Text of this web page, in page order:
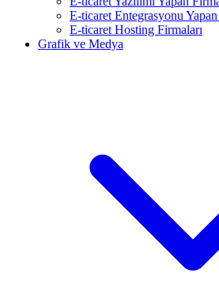
E-ticaret Entegrasyonu Yapan
E-ticaret Hosting Firmaları
Grafik ve Medya